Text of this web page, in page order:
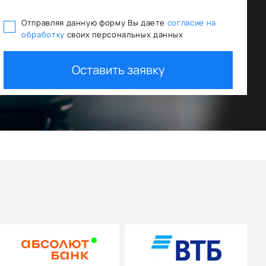
льготного кредитования
авто
Отправляя данную форму Вы даете согласие на
обработку своих персональных данных
Оставить заявку